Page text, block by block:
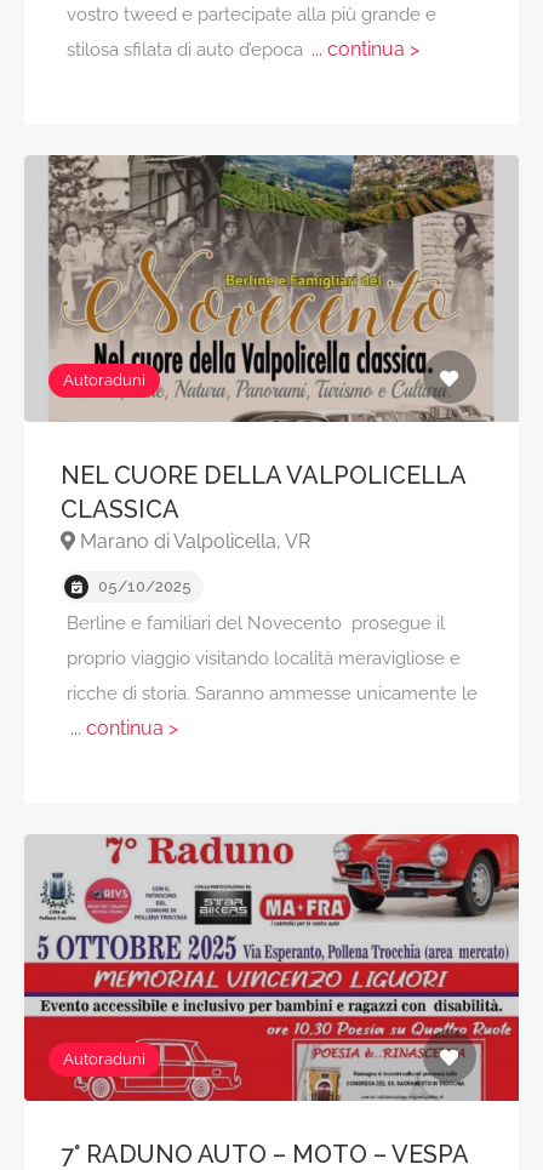
vostro tweed e partecipate alla più grande e
stilosa sfilata di auto d’epoca... continua >
Autoraduni
NEL CUORE DELLA VALPOLICELLA
CLASSICA
Marano di Valpolicella, VR
05/10/2025
Berline e familiari del Novecento prosegue il
proprio viaggio visitando località meravigliose e
ricche di storia. Saranno ammesse unicamente le
... continua >
Autoraduni
7° RADUNO AUTO – MOTO – VESPA